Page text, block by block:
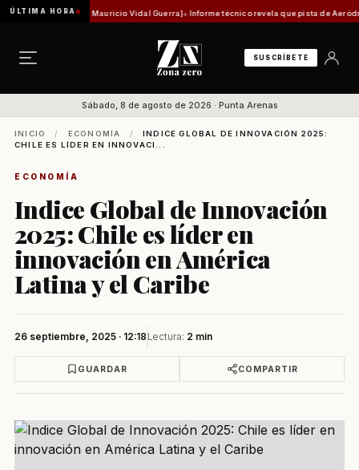
ÚLTIMA HORA
histórica [Por Mauricio Vidal Guerra] Informe técnico revela que pista de Aeródromo
SUSCRÍBETE
Sábado, 8 de agosto de 2026 · Punta Arenas
INICIO / ECONOMÍA /
INDICE GLOBAL DE INNOVACIÓN 2025:
CHILE ES LÍDER EN INNOVACI...
ECONOMÍA
Indice Global de Innovación
2025: Chile es líder en
innovación en América
Latina y el Caribe
26 septiembre, 2025 · 12:18 Lectura: 2 min
GUARDAR COMPARTIR